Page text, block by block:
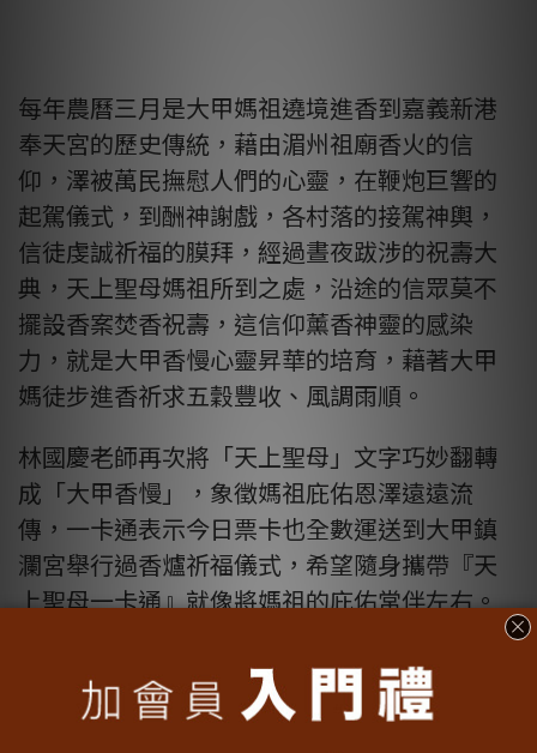
每年農曆三月是大甲媽祖遶境進香到嘉義新港
奉天宮的歷史傳統，藉由湄州祖廟香火的信
仰，澤被萬民撫慰人們的心靈，在鞭炮巨響的
起駕儀式，到酬神謝戲，各村落的接駕神輿，
信徒虔誠祈福的膜拜，經過晝夜跋涉的祝壽大
典，天上聖母媽祖所到之處，沿途的信眾莫不
擺設香案焚香祝壽，這信仰薰香神靈的感染
力，就是大甲香慢心靈昇華的培育，藉著大甲
媽徒步進香祈求五穀豐收、風調雨順。
林國慶老師再次將「天上聖母」文字巧妙翻轉
成「大甲香慢」，象徵媽祖庇佑恩澤遠遠流
傳，一卡通表示今日票卡也全數運送到大甲鎮
瀾宮舉行過香爐祈福儀式，希望隨身攜帶『天
上聖母一卡通』就像將媽祖的庇佑常伴左右。
本次大甲媽祖「天上聖母一卡通」共推出閃
金、嫣紅、墨黑等3色，每張售價100元，民眾